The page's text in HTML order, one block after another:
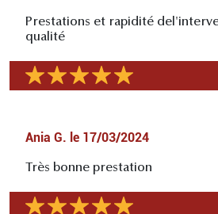
Prestations et rapidité
qualité
Ania G. le 17/03/2024
Très bonne prestation